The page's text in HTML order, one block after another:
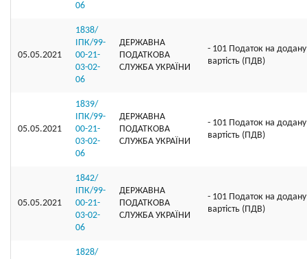
06
05.05.2021
1838/
ІПК/99-
00-21-
03-02-
06
ДЕРЖАВНА
ПОДАТКОВА
СЛУЖБА УКРАЇНИ
- 101 Податок на додану
вартість (ПДВ)
05.05.2021
1839/
ІПК/99-
00-21-
03-02-
06
ДЕРЖАВНА
ПОДАТКОВА
СЛУЖБА УКРАЇНИ
- 101 Податок на додану
вартість (ПДВ)
05.05.2021
1842/
ІПК/99-
00-21-
03-02-
06
ДЕРЖАВНА
ПОДАТКОВА
СЛУЖБА УКРАЇНИ
- 101 Податок на додану
вартість (ПДВ)
1828/